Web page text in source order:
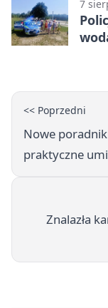
7
<< Poprzedni
Nowe
praktyczne
Znalazła